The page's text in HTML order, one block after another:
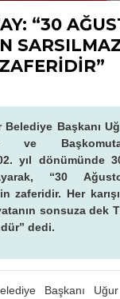
“30
Başkanı
ve
yıl dönümünde
“30
zaferidir. Her
sonsuza dek
dedi.
Başkanı